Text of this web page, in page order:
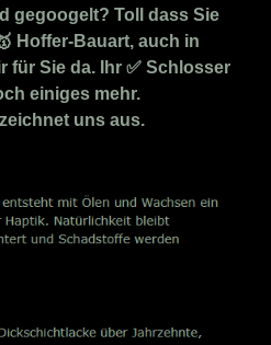
gegoogelt? Toll dass Sie
Hoffer-Bauart, auch in
für Sie da. Ihr ✅ Schlosser
einiges mehr.
uns aus.